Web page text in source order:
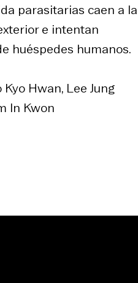
parasitarias caen a la
e intentan
huéspedes humanos.
Kyo Hwan, Lee Jung
In Kwon